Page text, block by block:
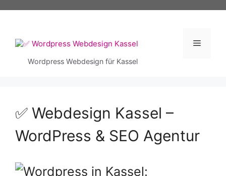
Wordpress Webdesign für Kassel
Menü
✅ Webdesign Kassel –
WordPress & SEO Agentur